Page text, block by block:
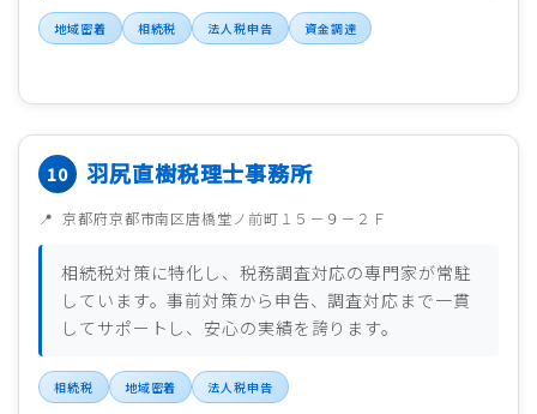
地域密着 相続税 法人税申告 資金調達
羽尻直樹税理士事務所
京都府京都市南区唐橋堂ノ前町１５－９－２Ｆ
相続税対策に特化し、税務調査対応の専門家が常駐
しています。事前対策から申告、調査対応まで一貫
してサポートし、安心の実績を誇ります。
相続税 地域密着 法人税申告